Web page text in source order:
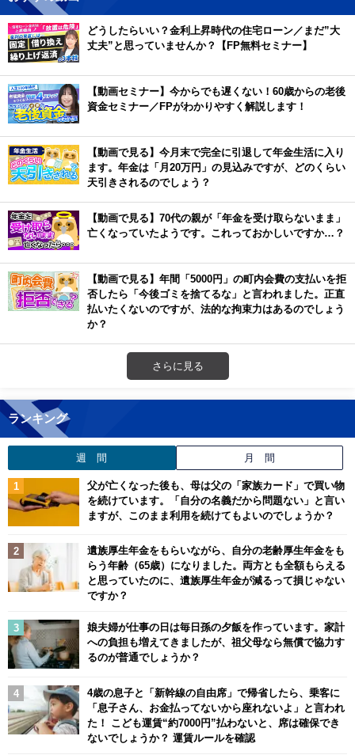
どうしたらいい？金利上昇時代の住宅ローン／まだ”大
丈夫”と思っていませんか？【FP無料セミナー】
【動画セミナー】今からでも遅くない！60歳からの老後
資金セミナー／FPがわかりやすく解説します！
【動画で見る】今月末で完全に引退して年金生活に入り
ます。年金は「月20万円」の見込みですが、どのくらい
天引きされるのでしょう？
【動画で見る】70代の親が「年金を受け取らないまま」
亡くなっていたようです。これっておかしいですか…？
【動画で見る】年間「5000円」の町内会費の支払いを拒
否したら「今後ゴミを捨てるな」と言われました。正直
払いたくないのですが、法的な拘束力はあるのでしょう
か？
さらに見る
ランキング
週 間 月 間
父が亡くなった後も、母は父の「家族カード」で買い物
を続けています。「自分の名義だから問題ない」と言い
ますが、このまま利用を続けてもよいのでしょうか？
遺族厚生年金をもらいながら、自分の老齢厚生年金をも
らう年齢（65歳）になりました。両方とも全額もらえる
と思っていたのに、遺族厚生年金が減るって損じゃない
ですか？
娘夫婦が仕事の日は毎日孫の夕飯を作っています。家計
への負担も増えてきましたが、祖父母なら無償で協力す
るのが普通でしょうか？
4歳の息子と「新幹線の自由席」で帰省したら、乗客に
「息子さん、お金払ってないから座れないよ」と言われ
た！ こども運賃“約7000円”払わないと、席は確保でき
ないでしょうか？ 運賃ルールを確認